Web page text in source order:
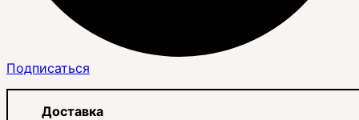
Подписаться
Доставка